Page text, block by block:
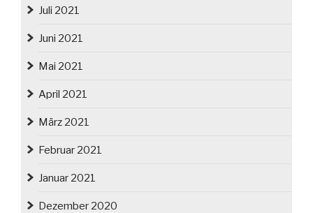
Juli 2021
Juni 2021
Mai 2021
April 2021
März 2021
Februar 2021
Januar 2021
Dezember 2020